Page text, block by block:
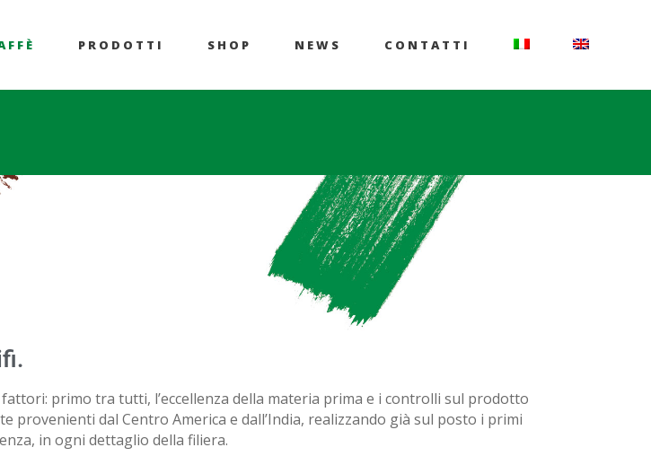
PRODOTTI SHOP NEWS CONTATTI
primo tra tutti, l’eccellenza della materia prima e i controlli sul prodotto
dal Centro America e dall’India, realizzando già sul posto i primi
in ogni dettaglio della filiera.